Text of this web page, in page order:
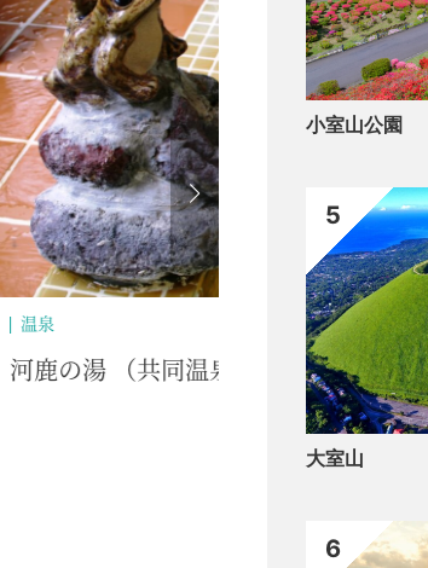
歴史・文化
出会い橋（天城湯ケ島地区）
小室山公園
大室山
5
6